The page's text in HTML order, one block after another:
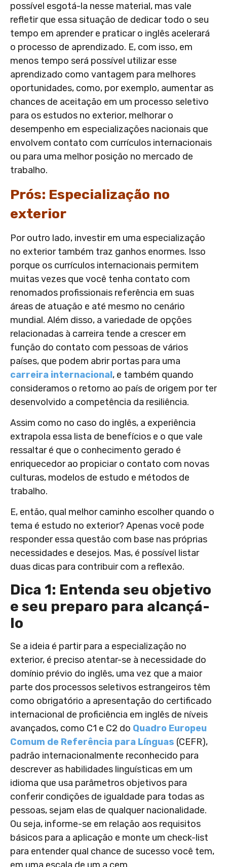
possível esgotá-la nesse material, mas vale
refletir que essa situação de dedicar todo o seu
tempo em aprender e praticar o inglês acelerará
o processo de aprendizado. E, com isso, em
menos tempo será possível utilizar esse
aprendizado como vantagem para melhores
oportunidades, como, por exemplo, aumentar as
chances de aceitação em um processo seletivo
para os estudos no exterior, melhorar o
desempenho em especializações nacionais que
envolvem contato com currículos internacionais
ou para uma melhor posição no mercado de
trabalho.
Prós: Especialização no
exterior
Por outro lado, investir em uma especialização
no exterior também traz ganhos enormes. Isso
porque os currículos internacionais permitem
muitas vezes que você tenha contato com
renomados profissionais referência em suas
áreas de atuação e até mesmo no cenário
mundial. Além disso, a variedade de opções
relacionadas à carreira tende a crescer em
função do contato com pessoas de vários
países, que podem abrir portas para uma
carreira internacional, e também quando
consideramos o retorno ao país de origem por ter
desenvolvido a competência da resiliência.
Assim como no caso do inglês, a experiência
extrapola essa lista de benefícios e o que vale
ressaltar é que o conhecimento gerado é
enriquecedor ao propiciar o contato com novas
culturas, modelos de estudo e métodos de
trabalho.
E, então, qual melhor caminho escolher quando o
tema é estudo no exterior? Apenas você pode
responder essa questão com base nas próprias
necessidades e desejos. Mas, é possível listar
duas dicas para contribuir com a reflexão.
Dica 1: Entenda seu objetivo
e seu preparo para alcançá-
lo
Se a ideia é partir para a especialização no
exterior, é preciso atentar-se à necessidade do
domínio prévio do inglês, uma vez que a maior
parte dos processos seletivos estrangeiros têm
como obrigatório a apresentação do certificado
internacional de proficiência em inglês de níveis
avançados, como C1 e C2 do Quadro Europeu
Comum de Referência para Línguas (CEFR),
padrão internacionalmente reconhecido para
descrever as habilidades linguísticas em um
idioma que usa parâmetros objetivos para
conferir condições de igualdade para todas as
pessoas, sejam elas de qualquer nacionalidade.
Ou seja, informe-se em relação aos requisitos
básicos para a aplicação e monte um check-list
para entender qual chance de sucesso você tem,